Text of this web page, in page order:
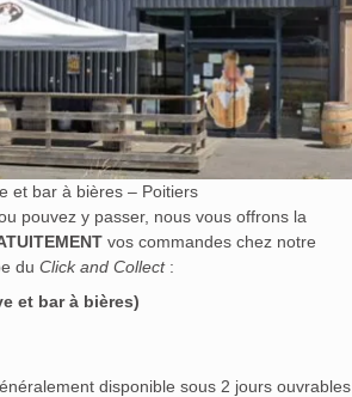
et bar à bières – Poitiers
pouvez y passer, nous vous offrons la
vos commandes chez notre
du Click and Collect:
et bar à bières)
disponible sous 2 jours ouvrables